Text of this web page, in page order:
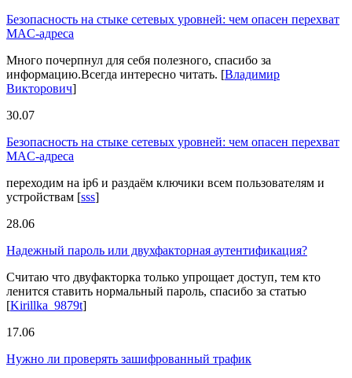
Безопасность на стыке сетевых уровней: чем опасен перехват
MAC-адреса
Много почерпнул для себя полезного, спасибо за
информацию.Всегда интересно читать. [Владимир
Викторович]
30.07
Безопасность на стыке сетевых уровней: чем опасен перехват
MAC-адреса
переходим на ip6 и раздаём ключики всем пользователям и
устройствам [sss]
28.06
Надежный пароль или двухфакторная аутентификация?
Считаю что двуфакторка только упрощает доступ, тем кто
ленится ставить нормальный пароль, спасибо за статью
[Kirillka_9879t]
17.06
Нужно ли проверять зашифрованный трафик